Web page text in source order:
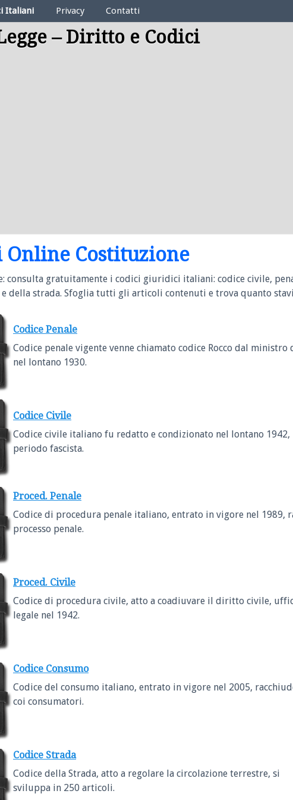
Legali
Italiani Privacy Contatti
– Diritto e Codici
Online Costituzione
consulta gratuitamente i codici giuridici italiani: codice civile,
della strada. Sfoglia tutti gli articoli contenuti e trova quanto
Codice Penale
Codice penale vigente venne chiamato codice Rocco dal
nel lontano 1930.
Codice Civile
Codice civile italiano fu redatto e condizionato nel lontano 1942,
periodo fascista.
Proced. Penale
Codice di procedura penale italiano, entrato in vigore nel 1989,
processo penale.
Proced. Civile
Codice di procedura civile, atto a coadiuvare il diritto civile,
legale nel 1942.
Codice Consumo
Codice del consumo italiano, entrato in vigore nel 2005,
coi consumatori.
Codice Strada
Codice della Strada, atto a regolare la circolazione terrestre, si
sviluppa in 250 articoli.